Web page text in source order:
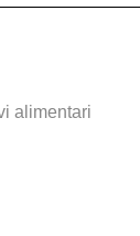
alimentari